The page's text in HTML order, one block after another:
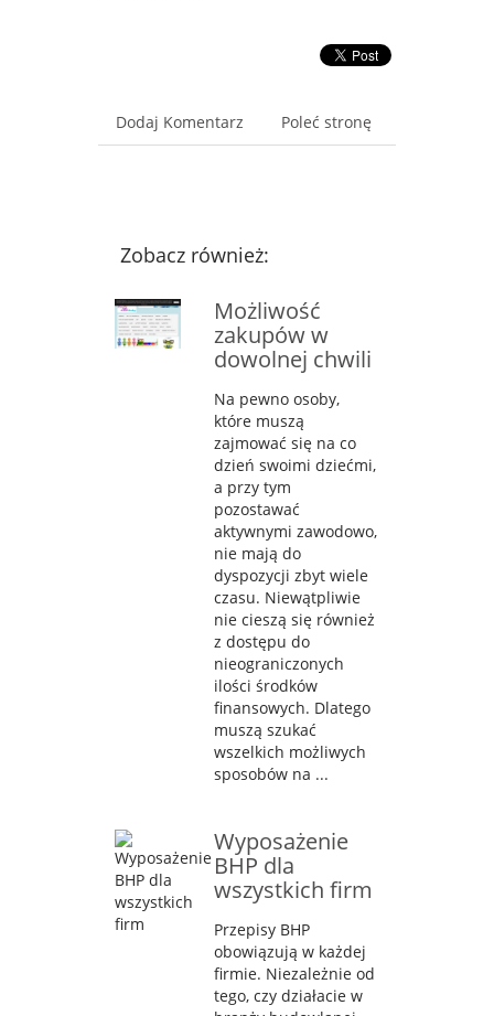
Dodaj Komentarz Poleć stronę
Zobacz również:
Możliwość
zakupów w
dowolnej chwili
Na pewno osoby,
które muszą
zajmować się na co
dzień swoimi dziećmi,
a przy tym
pozostawać
aktywnymi zawodowo,
nie mają do
dyspozycji zbyt wiele
czasu. Niewątpliwie
nie cieszą się również
z dostępu do
nieograniczonych
ilości środków
finansowych. Dlatego
muszą szukać
wszelkich możliwych
sposobów na ...
Wyposażenie
BHP dla
wszystkich firm
Przepisy BHP
obowiązują w każdej
firmie. Niezależnie od
tego, czy działacie w